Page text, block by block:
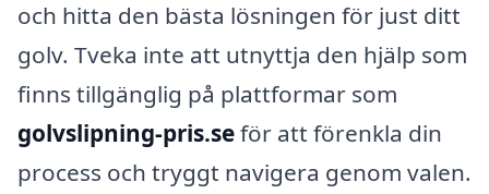
och hitta den bästa lösningen för just ditt
golv. Tveka inte att utnyttja den hjälp som
finns tillgänglig på plattformar som
golvslipning-pris.seför att förenkla din
process och tryggt navigera genom valen.